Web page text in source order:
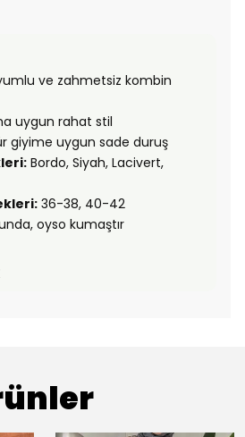
ve zahmetsiz kombin
uygun rahat stil
giyime uygun sade duruş
Bordo, Siyah, Lacivert,
36-38, 40-42
oyso kumaştır